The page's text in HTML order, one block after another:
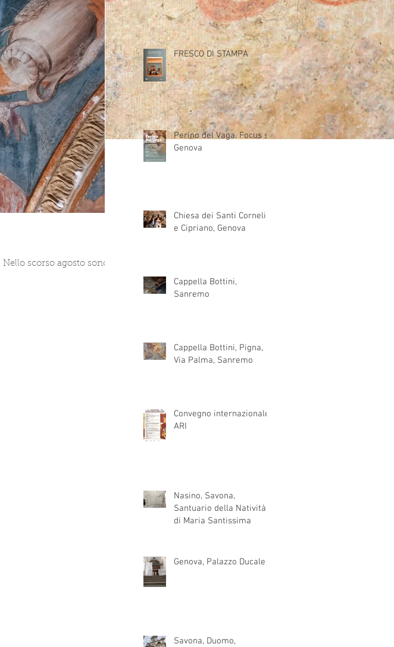
FRESCO DI STAMPA
Perino del Vaga. Focus su
Genova
Chiesa dei Santi Cornelio
e Cipriano, Genova
Cappella Bottini,
Sanremo
Cappella Bottini, Pigna,
Via Palma, Sanremo
Convegno internazionale
ARI
Nasino, Savona,
Santuario della Natività
di Maria Santissima
Genova, Palazzo Ducale
Savona, Duomo,
scorso agosto sono